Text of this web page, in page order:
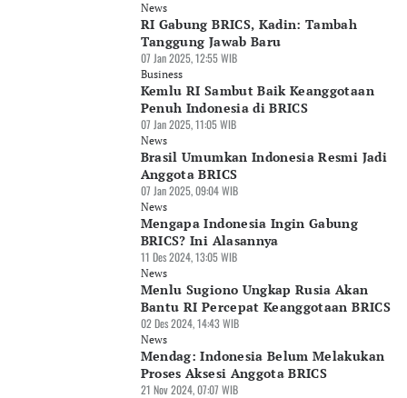
News
RI Gabung BRICS, Kadin: Tambah
Tanggung Jawab Baru
07 Jan 2025, 12:55 WIB
Business
Kemlu RI Sambut Baik Keanggotaan
Penuh Indonesia di BRICS
07 Jan 2025, 11:05 WIB
News
Brasil Umumkan Indonesia Resmi Jadi
Anggota BRICS
07 Jan 2025, 09:04 WIB
News
Mengapa Indonesia Ingin Gabung
BRICS? Ini Alasannya
11 Des 2024, 13:05 WIB
News
Menlu Sugiono Ungkap Rusia Akan
Bantu RI Percepat Keanggotaan BRICS
02 Des 2024, 14:43 WIB
News
Mendag: Indonesia Belum Melakukan
Proses Aksesi Anggota BRICS
21 Nov 2024, 07:07 WIB